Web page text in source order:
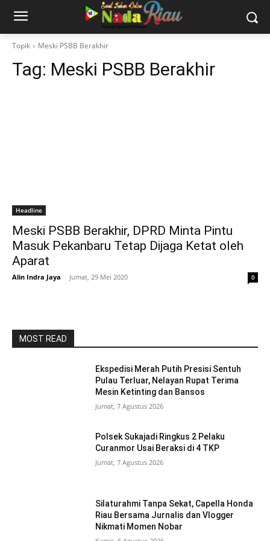
Topik Meski PSBB Berakhir
Tag: Meski PSBB Berakhir
Headline
Meski PSBB Berakhir, DPRD Minta Pintu
Masuk Pekanbaru Tetap Dijaga Ketat oleh
Aparat
Alin Indra Jaya - Jumat, 29 Mei 2020 0
MOST READ
Ekspedisi Merah Putih Presisi Sentuh
Pulau Terluar, Nelayan Rupat Terima
Mesin Ketinting dan Bansos
Jumat, 7 Agustus 2026
Polsek Sukajadi Ringkus 2 Pelaku
Curanmor Usai Beraksi di 4 TKP
Jumat, 7 Agustus 2026
Silaturahmi Tanpa Sekat, Capella Honda
Riau Bersama Jurnalis dan Vlogger
Nikmati Momen Nobar